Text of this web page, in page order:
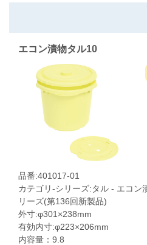
エコン漬物タル10
品番:401017-01
カテゴリ-シリーズ:タル - エコン
リーズ(第136回新製品)
外寸:φ301×238mm
有効内寸:φ223×206mm
内容量：9.8